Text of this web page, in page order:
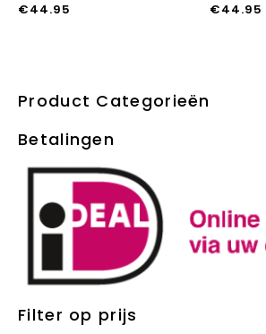
€44.95 €44.95
Product Categorieën
Betalingen
Filter op prijs